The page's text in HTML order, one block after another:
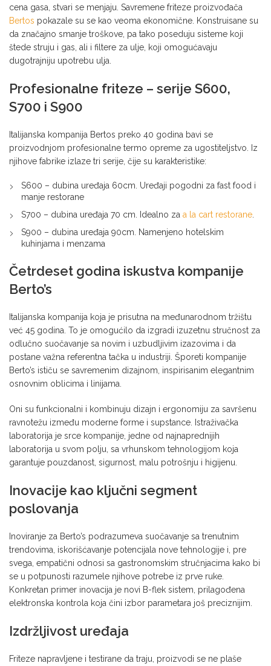
cena gasa, stvari se menjaju. Savremene friteze proizvođača
Bertos pokazale su se kao veoma ekonomične. Konstruisane su
da značajno smanje troškove, pa tako poseduju sisteme koji
štede struju i gas, ali i filtere za ulje, koji omogućavaju
dugotrajniju upotrebu ulja.
Profesionalne friteze – serije S600,
S700 i S900
Italijanska kompanija Bertos preko 40 godina bavi se
proizvodnjom profesionalne termo opreme za ugostiteljstvo. Iz
njihove fabrike izlaze tri serije, čije su karakteristike:
S600 – dubina uređaja 60cm. Uređaji pogodni za fast food i
manje restorane
S700 – dubina uređaja 70 cm. Idealno za a la cart restorane
S900 – dubina uređaja 90cm. Namenjeno hotelskim
kuhinjama i menzama
Četrdeset godina iskustva kompanije
Berto’s
Italijanska kompanija koja je prisutna na međunarodnom tržištu
već 45 godina. To je omogućilo da izgradi izuzetnu stručnost za
odlučno suočavanje sa novim i uzbudljivim izazovima i da
postane važna referentna tačka u industriji. Šporeti kompanije
Berto’s ističu se savremenim dizajnom, inspirisanim elegantnim
osnovnim oblicima i linijama.
Oni su funkcionalni i kombinuju dizajn i ergonomiju za savršenu
ravnotežu između moderne forme i supstance. Istraživačka
laboratorija je srce kompanije, jedne od najnaprednijih
laboratorija u svom polju, sa vrhunskom tehnologijom koja
garantuje pouzdanost, sigurnost, malu potrošnju i higijenu.
Inovacije kao ključni segment
poslovanja
Inoviranje za Berto’s podrazumeva suočavanje sa trenutnim
trendovima, iskorišćavanje potencijala nove tehnologije i, pre
svega, empatični odnosi sa gastronomskim stručnjacima kako bi
se u potpunosti razumele njihove potrebe iz prve ruke.
Konkretan primer inovacija je novi B-flek sistem, prilagođena
elektronska kontrola koja čini izbor parametara još preciznijim.
Izdržljivost uređaja
Friteze napravljene i testirane da traju, proizvodi se ne plaše